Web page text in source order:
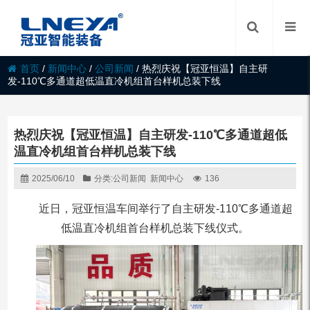
首页 / 新闻中心 /公司新闻 /热烈庆祝【冠亚恒温】自主研
发-110℃多通道超低温直冷机组首台样机总装下线
热烈庆祝【冠亚恒温】自主研发-110℃多通道超低
温直冷机组首台样机总装下线
2025/06/10 分类:公司新闻 新闻中心 136
近日，冠亚恒温车间举行了自主研发-110℃多通道超
低温直冷机组首台样机总装下线仪式。